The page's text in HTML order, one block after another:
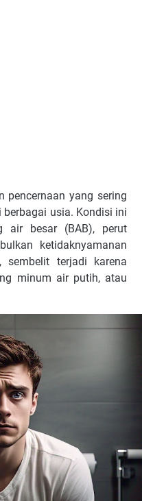
pencernaan yang sering
usia. Kondisi ini
air besar (BAB), perut
ketidaknyamanan
sembelit terjadi karena
minum air putih, atau